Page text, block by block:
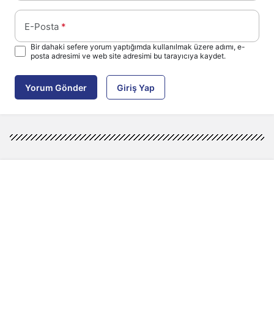
E-Posta *
Bir dahaki sefere yorum yaptığımda kullanılmak üzere adımı, e-
posta adresimi ve web site adresimi bu tarayıcıya kaydet.
Yorum Gönder Giriş Yap